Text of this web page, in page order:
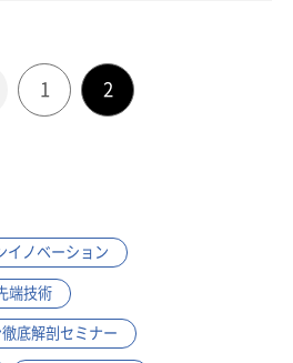
1 2
イノベーション
端技術
底解剖セミナー